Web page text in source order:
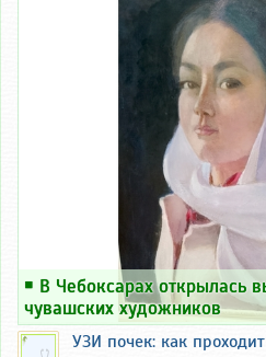
￭ В Чебоксарах открылась
чувашских художников
УЗИ почек: как